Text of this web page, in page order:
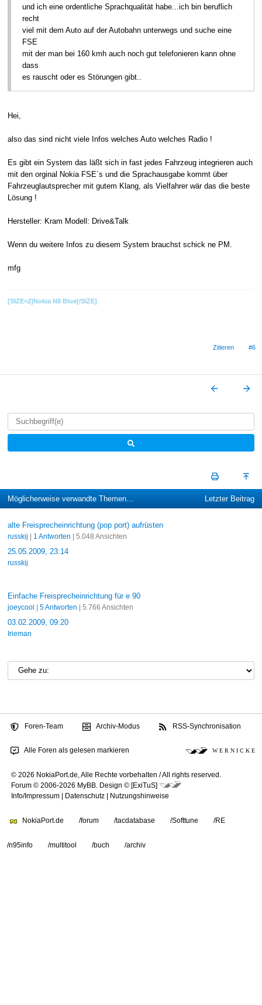
und ich eine ordentliche Sprachqualität habe...ich bin beruflich
recht
viel mit dem Auto auf der Autobahn unterwegs und suche eine
FSE
mit der man bei 160 kmh auch noch gut telefonieren kann ohne
dass
es rauscht oder es Störungen gibt..
Hei,
also das sind nicht viele Infos welches Auto welches Radio !
Es gibt ein System das läßt sich in fast jedes Fahrzeug integrieren auch
mit den orginal Nokia FSE´s und die Sprachausgabe kommt über
Fahrzeuglautsprecher mit gutem Klang, als Vielfahrer wär das die beste
Lösung !
Hersteller: Kram Modell: Drive&Talk
Wenn du weitere Infos zu diesem System brauchst schick ne PM.
mfg
[SIZE=2]Nokia N8 Blue[/SIZE]
Zitieren #6
Möglicherweise verwandte Themen… Letzter Beitrag
alte Freisprecheinrichtung (pop port) aufrüsten
russkij 1 Antworten | 5.048 Ansichten
25.05.2009, 23:14
russkij
Einfache Freisprecheinrichtung für e 90
joeycool 5 Antworten | 5.766 Ansichten
03.02.2009, 09:20
Irieman
Foren-Team Archiv-Modus RSS-Synchronisation
Alle Foren als gelesen markieren W E R N I C K E
© 2026 NokiaPort.de, Alle Rechte vorbehalten /All rights reserved.
Forum © 2006-2026 MyBB
Design © [ExiTuS]
Info/Impressum
Datenschutz Nutzungshinweise
NokiaPort.de /forum /tacdatabase /Softtune /RE
/n95info /multitool /buch /archiv